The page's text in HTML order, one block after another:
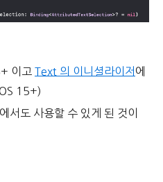
이고 Text 의 이니셜라이저 에
15+)
서도 사용할 수 있게 된 것이